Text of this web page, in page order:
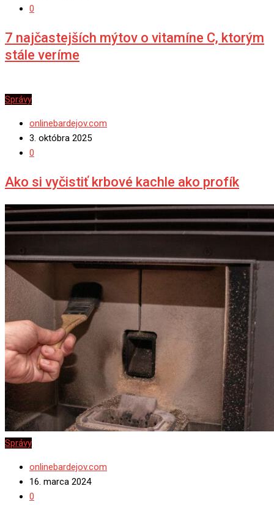
0
7 najčastejších mýtov o vitamíne C, ktorým
stále veríme
Správy
onlinebardejov.com
3. októbra 2025
0
Ako si vyčistiť krbové kachle ako profík
Správy
onlinebardejov.com
16. marca 2024
0